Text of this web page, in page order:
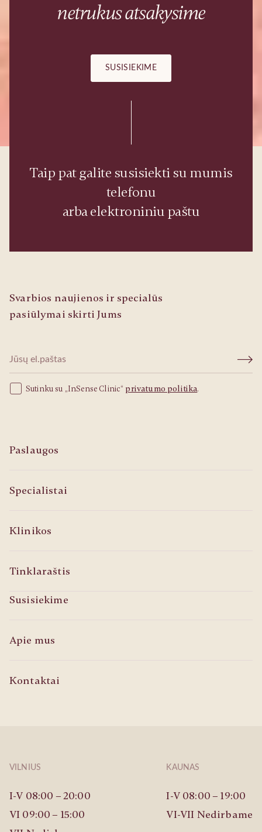
netrukus atsakysime
SUSISIEKIME
Taip pat galite susisiekti su mumis
telefonu
arba elektroniniu paštu
VILNIUS
I-V 08:00 – 20:00
VI 09:00 – 15:00
KAUNAS
I-V 08:00 – 19:00
VI-VII Nedirbame
Svarbios naujienos ir specialūs
pasiūlymai skirti Jums
Sutinku su „InSense Clinic“ privatumo politika.
Paslaugos
Specialistai
Klinikos
Tinklaraštis
Susisiekime
Apie mus
Kontaktai